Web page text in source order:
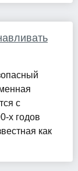
с
х годов
как